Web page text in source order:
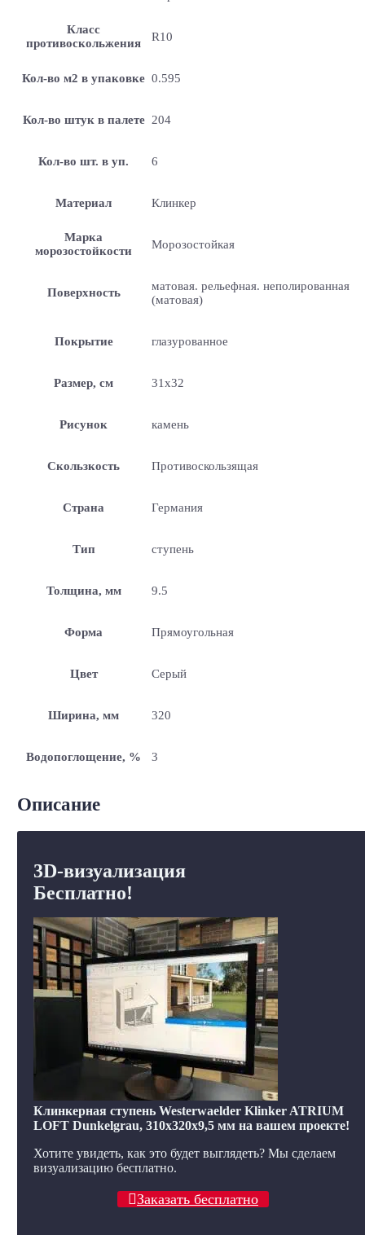
Класс
противоскольжения
R10
Кол-во м2 в упаковке 0.595
Кол-во штук в палете 204
Кол-во шт. в уп. 6
Материал Клинкер
Марка
морозостойкости
Морозостойкая
Поверхность
матовая. рельефная. неполированная
(матовая)
Покрытие глазурованное
Размер, см 31х32
Рисунок камень
Скользкость Противоскользящая
Страна Германия
Тип ступень
Толщина, мм 9.5
Форма Прямоугольная
Цвет Серый
Ширина, мм 320
Водопоглощение, % 3
Описание
3D-визуализация
Бесплатно!
Клинкерная ступень Westerwaelder Klinker ATRIUM
LOFT Dunkelgrau, 310x320x9,5 мм на вашем проекте!
Хотите увидеть, как это будет выглядеть? Мы сделаем
визуализацию бесплатно.
Заказать бесплатно